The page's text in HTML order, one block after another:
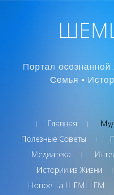
Портал осознанной
Семья •
Главная
Полезные Советы
Медиатека
Истории из Жизни
Новое на ШЕМШЕМ